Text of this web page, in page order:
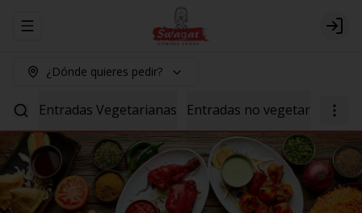
Abrir menu de navegación Login
¿Dónde quieres pedir?
Entradas Vegetarianas Entradas no vegetarianas